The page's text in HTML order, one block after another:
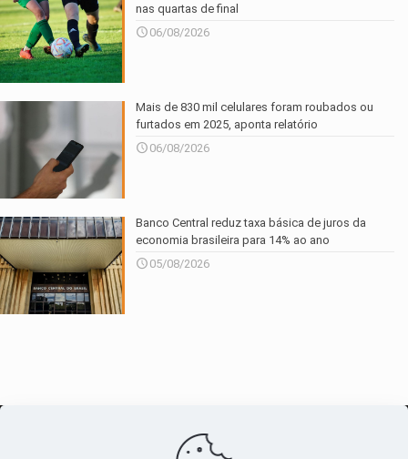
nas quartas de final
06/08/2026
Mais de 830 mil celulares foram roubados ou
furtados em 2025, aponta relatório
06/08/2026
Banco Central reduz taxa básica de juros da
economia brasileira para 14% ao ano
05/08/2026
canal de notícias